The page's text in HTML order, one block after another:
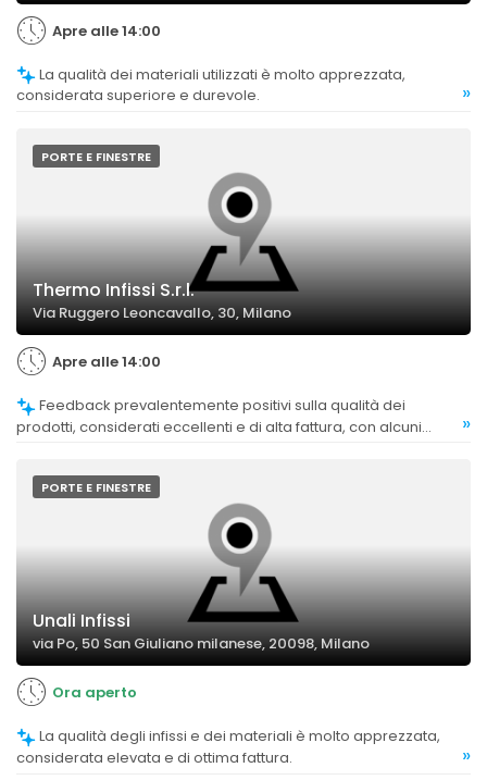
Apre alle 14:00
considerata superiore e durevole.
»
PORTE E FINESTRE
Thermo Infissi S.r.l.
Via Ruggero Leoncavallo, 30, Milano
Apre alle 14:00
prodotti, considerati eccellenti e di alta fattura, con alcuni
»
PORTE E FINESTRE
Unali Infissi
via Po, 50 San Giuliano milanese, 20098, Milano
Ora aperto
considerata elevata e di ottima fattura.
»